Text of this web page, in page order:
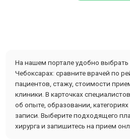
На нашем портале удобно выбрать
Чебоксарах: сравните врачей по
пациентов, стажу, стоимости
клиники. В карточках
об опыте, образовании,
записи. Выберите подходящего
хирурга и запишитесь на прием